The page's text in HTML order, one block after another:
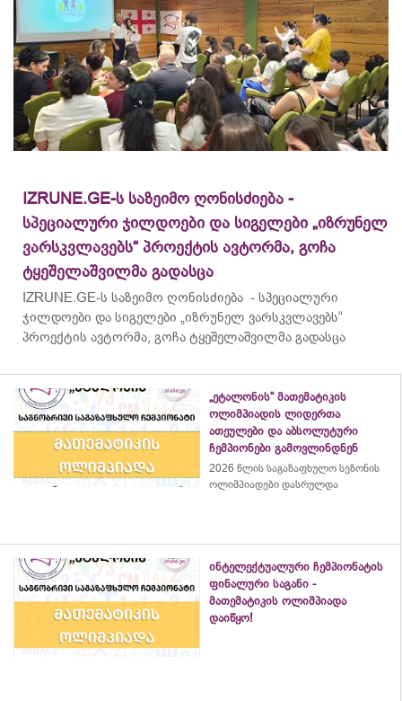
IZRUNE.GE-ს საზეიმო ღონისძიება -
სპეციალური ჯილდოები და სიგელები „იზრუნელ
ვარსკვლავებს“ პროექტის ავტორმა, გოჩა
ტყეშელაშვილმა გადასცა
IZRUNE.GE-ს საზეიმო ღონისძიება - სპეციალური
ჯილდოები და სიგელები „იზრუნელ ვარსკვლავებს“
პროექტის ავტორმა, გოჩა ტყეშელაშვილმა გადასცა
„ეტალონის“ მათემატიკის
ოლიმპიადის ლიდერთა
ათეულები და აბსოლუტური
ჩემპიონები გამოვლინდნენ
2026 წლის საგაზაფხულო სეზონის
ოლიმპიადები დასრულდა
ინტელექტუალური ჩემპიონატის
ფინალური საგანი -
მათემატიკის ოლიმპიადა
დაიწყო!